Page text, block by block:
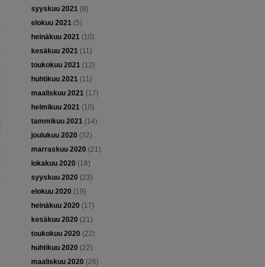
syyskuu 2021(8)
elokuu 2021(5)
heinäkuu 2021(10)
kesäkuu 2021(11)
toukokuu 2021(12)
huhtikuu 2021(11)
maaliskuu 2021(17)
helmikuu 2021(10)
tammikuu 2021(14)
joulukuu 2020 (32)
marraskuu 2020 (21)
lokakuu 2020 (18)
syyskuu 2020 (23)
elokuu 2020 (19)
heinäkuu 2020 (17)
kesäkuu 2020 (21)
toukokuu 2020 (22)
huhtikuu 2020 (22)
maaliskuu 2020 (26)